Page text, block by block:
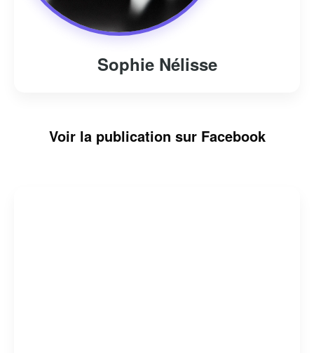
Sophie Nélisse
Voir la publication sur Facebook